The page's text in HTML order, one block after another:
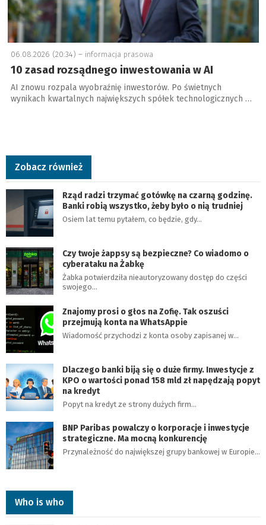
06.08.2026 (20:34) – informacja prasowa
10 zasad rozsądnego inwestowania w AI
AI znowu rozpala wyobraźnię inwestorów. Po świetnych
wynikach kwartalnych największych spółek technologicznych …
Zobacz również
Rząd radzi trzymać gotówkę na czarną godzinę.
Banki robią wszystko, żeby było o nią trudniej
Osiem lat temu pytałem, co będzie, gdy…
Czy twoje żappsy są bezpieczne? Co wiadomo o
cyberataku na Żabkę
Żabka potwierdziła nieautoryzowany dostęp do części
swojego…
Znajomy prosi o głos na Zofię. Tak oszuści
przejmują konta na WhatsAppie
Wiadomość przychodzi z konta osoby zapisanej w…
Dlaczego banki biją się o duże firmy. Inwestycje z
KPO o wartości ponad 158 mld zł napędzają popyt
na kredyt
Popyt na kredyt ze strony dużych firm…
BNP Paribas powalczy o korporacje i inwestycje
strategiczne. Ma mocną konkurencję
Przynależność do największej grupy bankowej w Europie…
Who is who